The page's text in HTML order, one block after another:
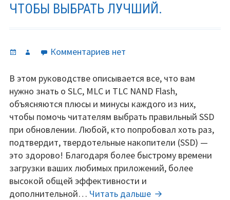
ЧТОБЫ ВЫБРАТЬ ЛУЧШИЙ.
Опубликовано
Автор Комментариевк
Все
что
вам
нужно
знать
о
SSD,
чтобы
выбрать
лучший.
нет
В этом руководстве описывается все, что вам
нужно знать о SLC, MLC и TLC NAND Flash,
объясняются плюсы и минусы каждого из них,
чтобы помочь читателям выбрать правильный SSD
при обновлении. Любой, кто попробовал хоть раз,
подтвердит, твердотельные накопители (SSD) —
это здорово! Благодаря более быстрому времени
загрузки ваших любимых приложений, более
высокой общей эффективности и
дополнительной… Читать дальше Все